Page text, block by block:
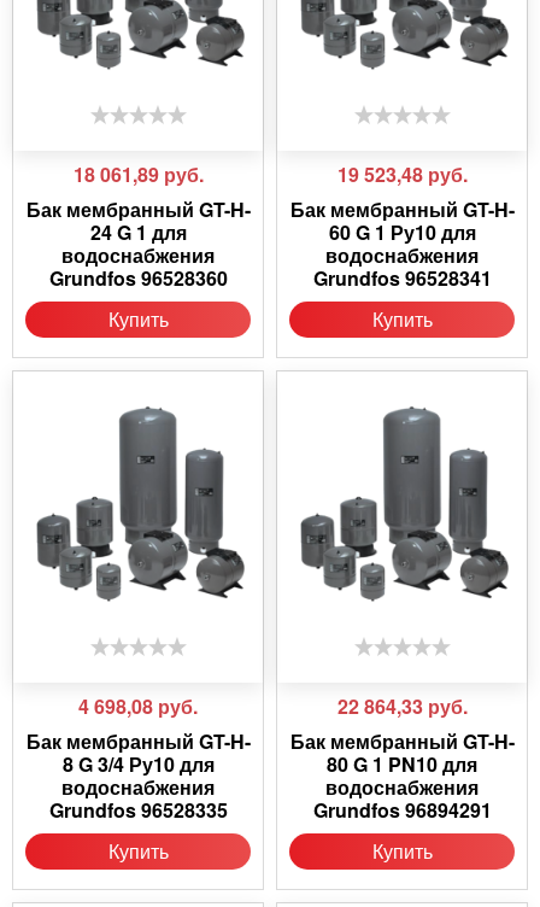
18 061,89 руб.
Бак мембранный GT-H-
24 G 1 для
водоснабжения
Grundfos 96528360
Купить
19 523,48 руб.
Бак мембранный GT-H-
60 G 1 Ру10 для
водоснабжения
Grundfos 96528341
Купить
4 698,08 руб.
Бак мембранный GT-H-
8 G 3/4 Ру10 для
водоснабжения
Grundfos 96528335
Купить
22 864,33 руб.
Бак мембранный GT-H-
80 G 1 PN10 для
водоснабжения
Grundfos 96894291
Купить